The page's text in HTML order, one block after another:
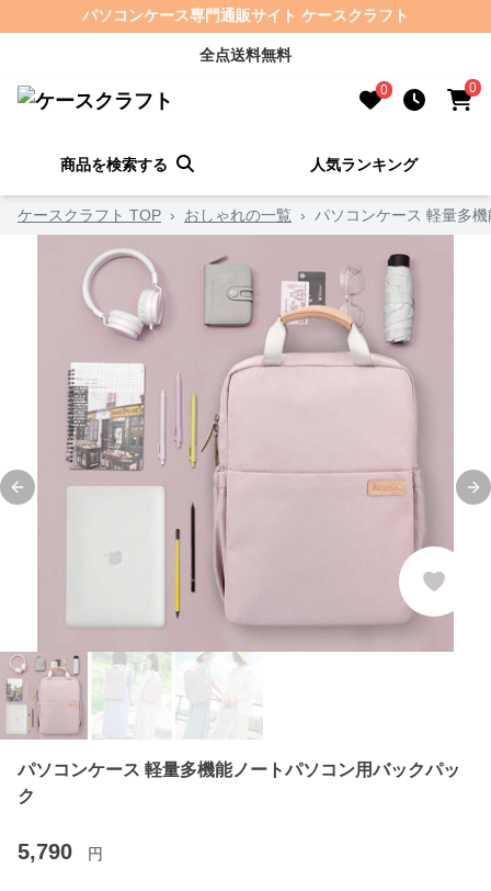
パソコンケース専門通販サイト ケースクラフト
全点送料無料
0 0
商品を検索する 人気ランキング
ケースクラフト TOP › おしゃれの一覧 › パソコンケース 軽量多
Previous slide
パソコンケース 軽量多機能ノートパソコン用バックパッ
ク
5,790 円